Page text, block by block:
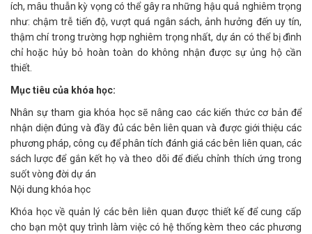
ích, mâu thuẫn kỳ vọng có thể gây ra những hậu quả nghiêm trọng
như: chậm trễ tiến độ, vượt quá ngân sách, ảnh hưởng đến uy tín,
thậm chí trong trường hợp nghiêm trọng nhất, dự án có thể bị đình
chỉ hoặc hủy bỏ hoàn toàn do không nhận được sự ủng hộ cần
thiết.
Mục tiêu của khóa học:
Nhân sự tham gia khóa học sẽ nâng cao các kiến thức cơ bản để
nhận diện đúng và đầy đủ các bên liên quan và được giới thiệu các
phương pháp, công cụ để phân tích đánh giá các bên liên quan, các
sách lược để gắn kết họ và theo dõi để điểu chỉnh thích ứng trong
suốt vòng đời dự án
Nội dung khóa học
Khóa học về quản lý các bên liên quan được thiết kế để cung cấp
cho bạn một quy trình làm việc có hệ thống kèm theo các phương